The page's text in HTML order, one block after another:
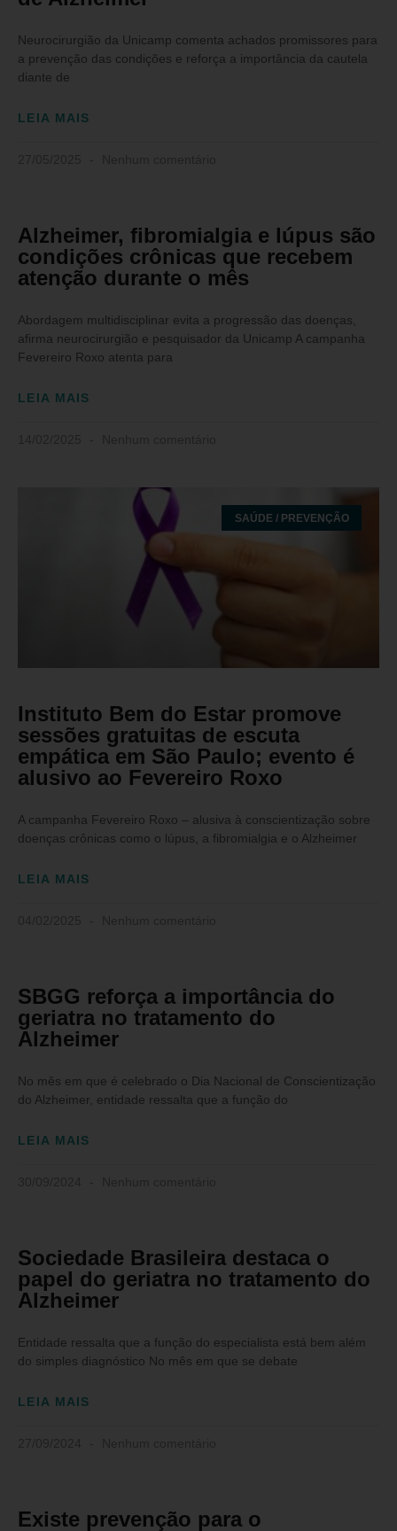
Neurocirurgião da Unicamp comenta achados promissores para
a prevenção das condições e reforça a importância da cautela
diante de
LEIA MAIS
Alzheimer, fibromialgia e lúpus são
condições crônicas que recebem
atenção durante o mês
Abordagem multidisciplinar evita a progressão das doenças,
afirma neurocirurgião e pesquisador da Unicamp A campanha
Fevereiro Roxo atenta para
LEIA MAIS
SAÚDE / PREVENÇÃO
Instituto Bem do Estar promove
sessões gratuitas de escuta
empática em São Paulo; evento é
alusivo ao Fevereiro Roxo
A campanha Fevereiro Roxo – alusiva à conscientização sobre
doenças crônicas como o lúpus, a fibromialgia e o Alzheimer
LEIA MAIS
SBGG reforça a importância do
geriatra no tratamento do
Alzheimer
No mês em que é celebrado o Dia Nacional de Conscientização
do Alzheimer, entidade ressalta que a função do
LEIA MAIS
Sociedade Brasileira destaca o
papel do geriatra no tratamento do
Alzheimer
Entidade ressalta que a função do especialista está bem além
do simples diagnóstico No mês em que se debate
LEIA MAIS
Existe prevenção para o